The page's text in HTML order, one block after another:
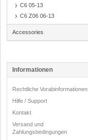
C6 05-13
C6 Z06 06-13
Accessories
Informationen
Rechtliche Vorabinformationen
Hilfe / Support
Kontakt
Versand und
Zahlungsbedingungen